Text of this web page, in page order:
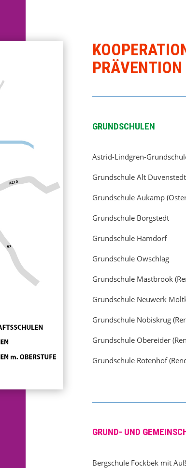
GRUNDSCHULEN
Astrid-Lindgren-
Grundschule Alt Duvenstedt
Grundschule Aukamp
Grundschule Borgstedt
Grundschule Hamdorf
Grundschule Owschlag
Grundschule Mastbrook
Grundschule Neuwerk
Grundschule Nobiskrug
Grundschule Obereider
Grundschule Rotenhof
GRUND- UND
Bergschule Fockbek mit